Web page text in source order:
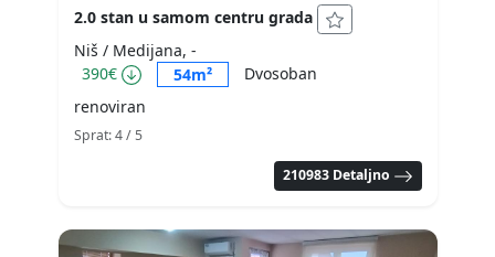
2.0 stan u samom centru grada
Niš / Medijana, -
390€
54m²
Dvosoban
renoviran
Sprat: 4 / 5
210983 Detaljno